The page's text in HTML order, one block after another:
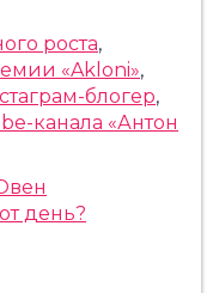
роста,
«Akloni»,
блогер,
канала «Антон
день?